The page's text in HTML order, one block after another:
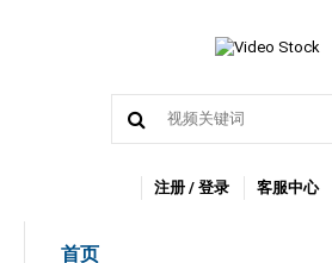
注册 / 登录 客服中心
首页